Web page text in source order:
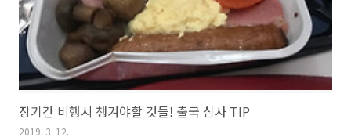
장기간 비행시 챙겨야할 것들! 출국 심사 TIP
2019. 3. 12.